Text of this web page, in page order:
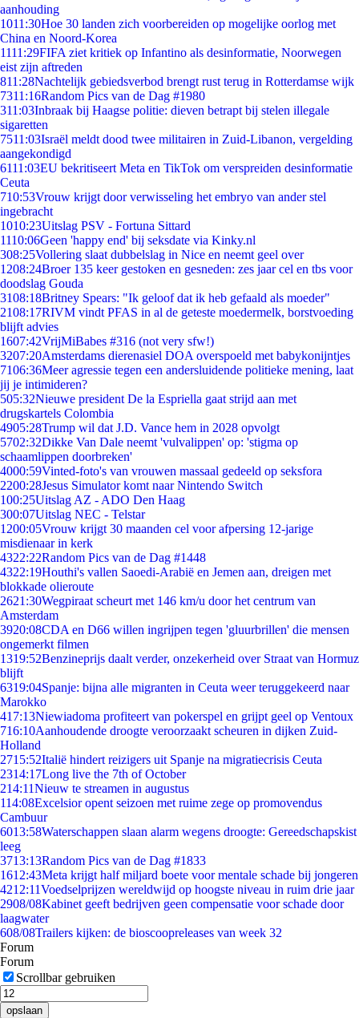
aanhouding
1011:30Hoe 30 landen zich voorbereiden op mogelijke oorlog met
China en Noord-Korea
1111:29FIFA ziet kritiek op Infantino als desinformatie, Noorwegen
eist zijn aftreden
811:28Nachtelijk gebiedsverbod brengt rust terug in Rotterdamse wijk
7311:16Random Pics van de Dag #1980
311:03Inbraak bij Haagse politie: dieven betrapt bij stelen illegale
sigaretten
7511:03Israël meldt dood twee militairen in Zuid-Libanon, vergelding
aangekondigd
6111:03EU bekritiseert Meta en TikTok om verspreiden desinformatie
Ceuta
710:53Vrouw krijgt door verwisseling het embryo van ander stel
ingebracht
1010:23Uitslag PSV - Fortuna Sittard
1110:06Geen 'happy end' bij seksdate via Kinky.nl
308:25Vollering slaat dubbelslag in Nice en neemt geel over
1208:24Broer 135 keer gestoken en gesneden: zes jaar cel en tbs voor
doodslag Gouda
3108:18Britney Spears: "Ik geloof dat ik heb gefaald als moeder"
2108:17RIVM vindt PFAS in al de geteste moedermelk, borstvoeding
blijft advies
1607:42VrijMiBabes #316 (not very sfw!)
3207:20Amsterdams dierenasiel DOA overspoeld met babykonijntjes
7106:36Meer agressie tegen een andersluidende politieke mening, laat
jij je intimideren?
505:32Nieuwe president De la Espriella gaat strijd aan met
drugskartels Colombia
4905:28Trump wil dat J.D. Vance hem in 2028 opvolgt
5702:32Dikke Van Dale neemt 'vulvalippen' op: 'stigma op
schaamlippen doorbreken'
4000:59Vinted-foto's van vrouwen massaal gedeeld op seksfora
2200:28Jesus Simulator komt naar Nintendo Switch
100:25Uitslag AZ - ADO Den Haag
300:07Uitslag NEC - Telstar
1200:05Vrouw krijgt 30 maanden cel voor afpersing 12-jarige
misdienaar in kerk
4322:22Random Pics van de Dag #1448
4322:19Houthi's vallen Saoedi-Arabië en Jemen aan, dreigen met
blokkade olieroute
2621:30Wegpiraat scheurt met 146 km/u door het centrum van
Amsterdam
3920:08CDA en D66 willen ingrijpen tegen 'gluurbrillen' die mensen
ongemerkt filmen
1319:52Benzineprijs daalt verder, onzekerheid over Straat van Hormuz
blijft
6319:04Spanje: bijna alle migranten in Ceuta weer teruggekeerd naar
Marokko
417:13Niewiadoma profiteert van pokerspel en grijpt geel op Ventoux
716:10Aanhoudende droogte veroorzaakt scheuren in dijken Zuid-
Holland
2715:52Italië hindert reizigers uit Spanje na migratiecrisis Ceuta
2314:17Long live the 7th of October
214:11Nieuw te streamen in augustus
114:08Excelsior opent seizoen met ruime zege op promovendus
Cambuur
6013:58Waterschappen slaan alarm wegens droogte: Gereedschapskist
leeg
3713:13Random Pics van de Dag #1833
1612:43Meta krijgt half miljard boete voor mentale schade bij jongeren
4212:11Voedselprijzen wereldwijd op hoogste niveau in ruim drie jaar
2908/08Kabinet geeft bedrijven geen compensatie voor schade door
laagwater
608/08Trailers kijken: de bioscoopreleases van week 32
Forum
Forum
Scrollbar gebruiken
opslaan